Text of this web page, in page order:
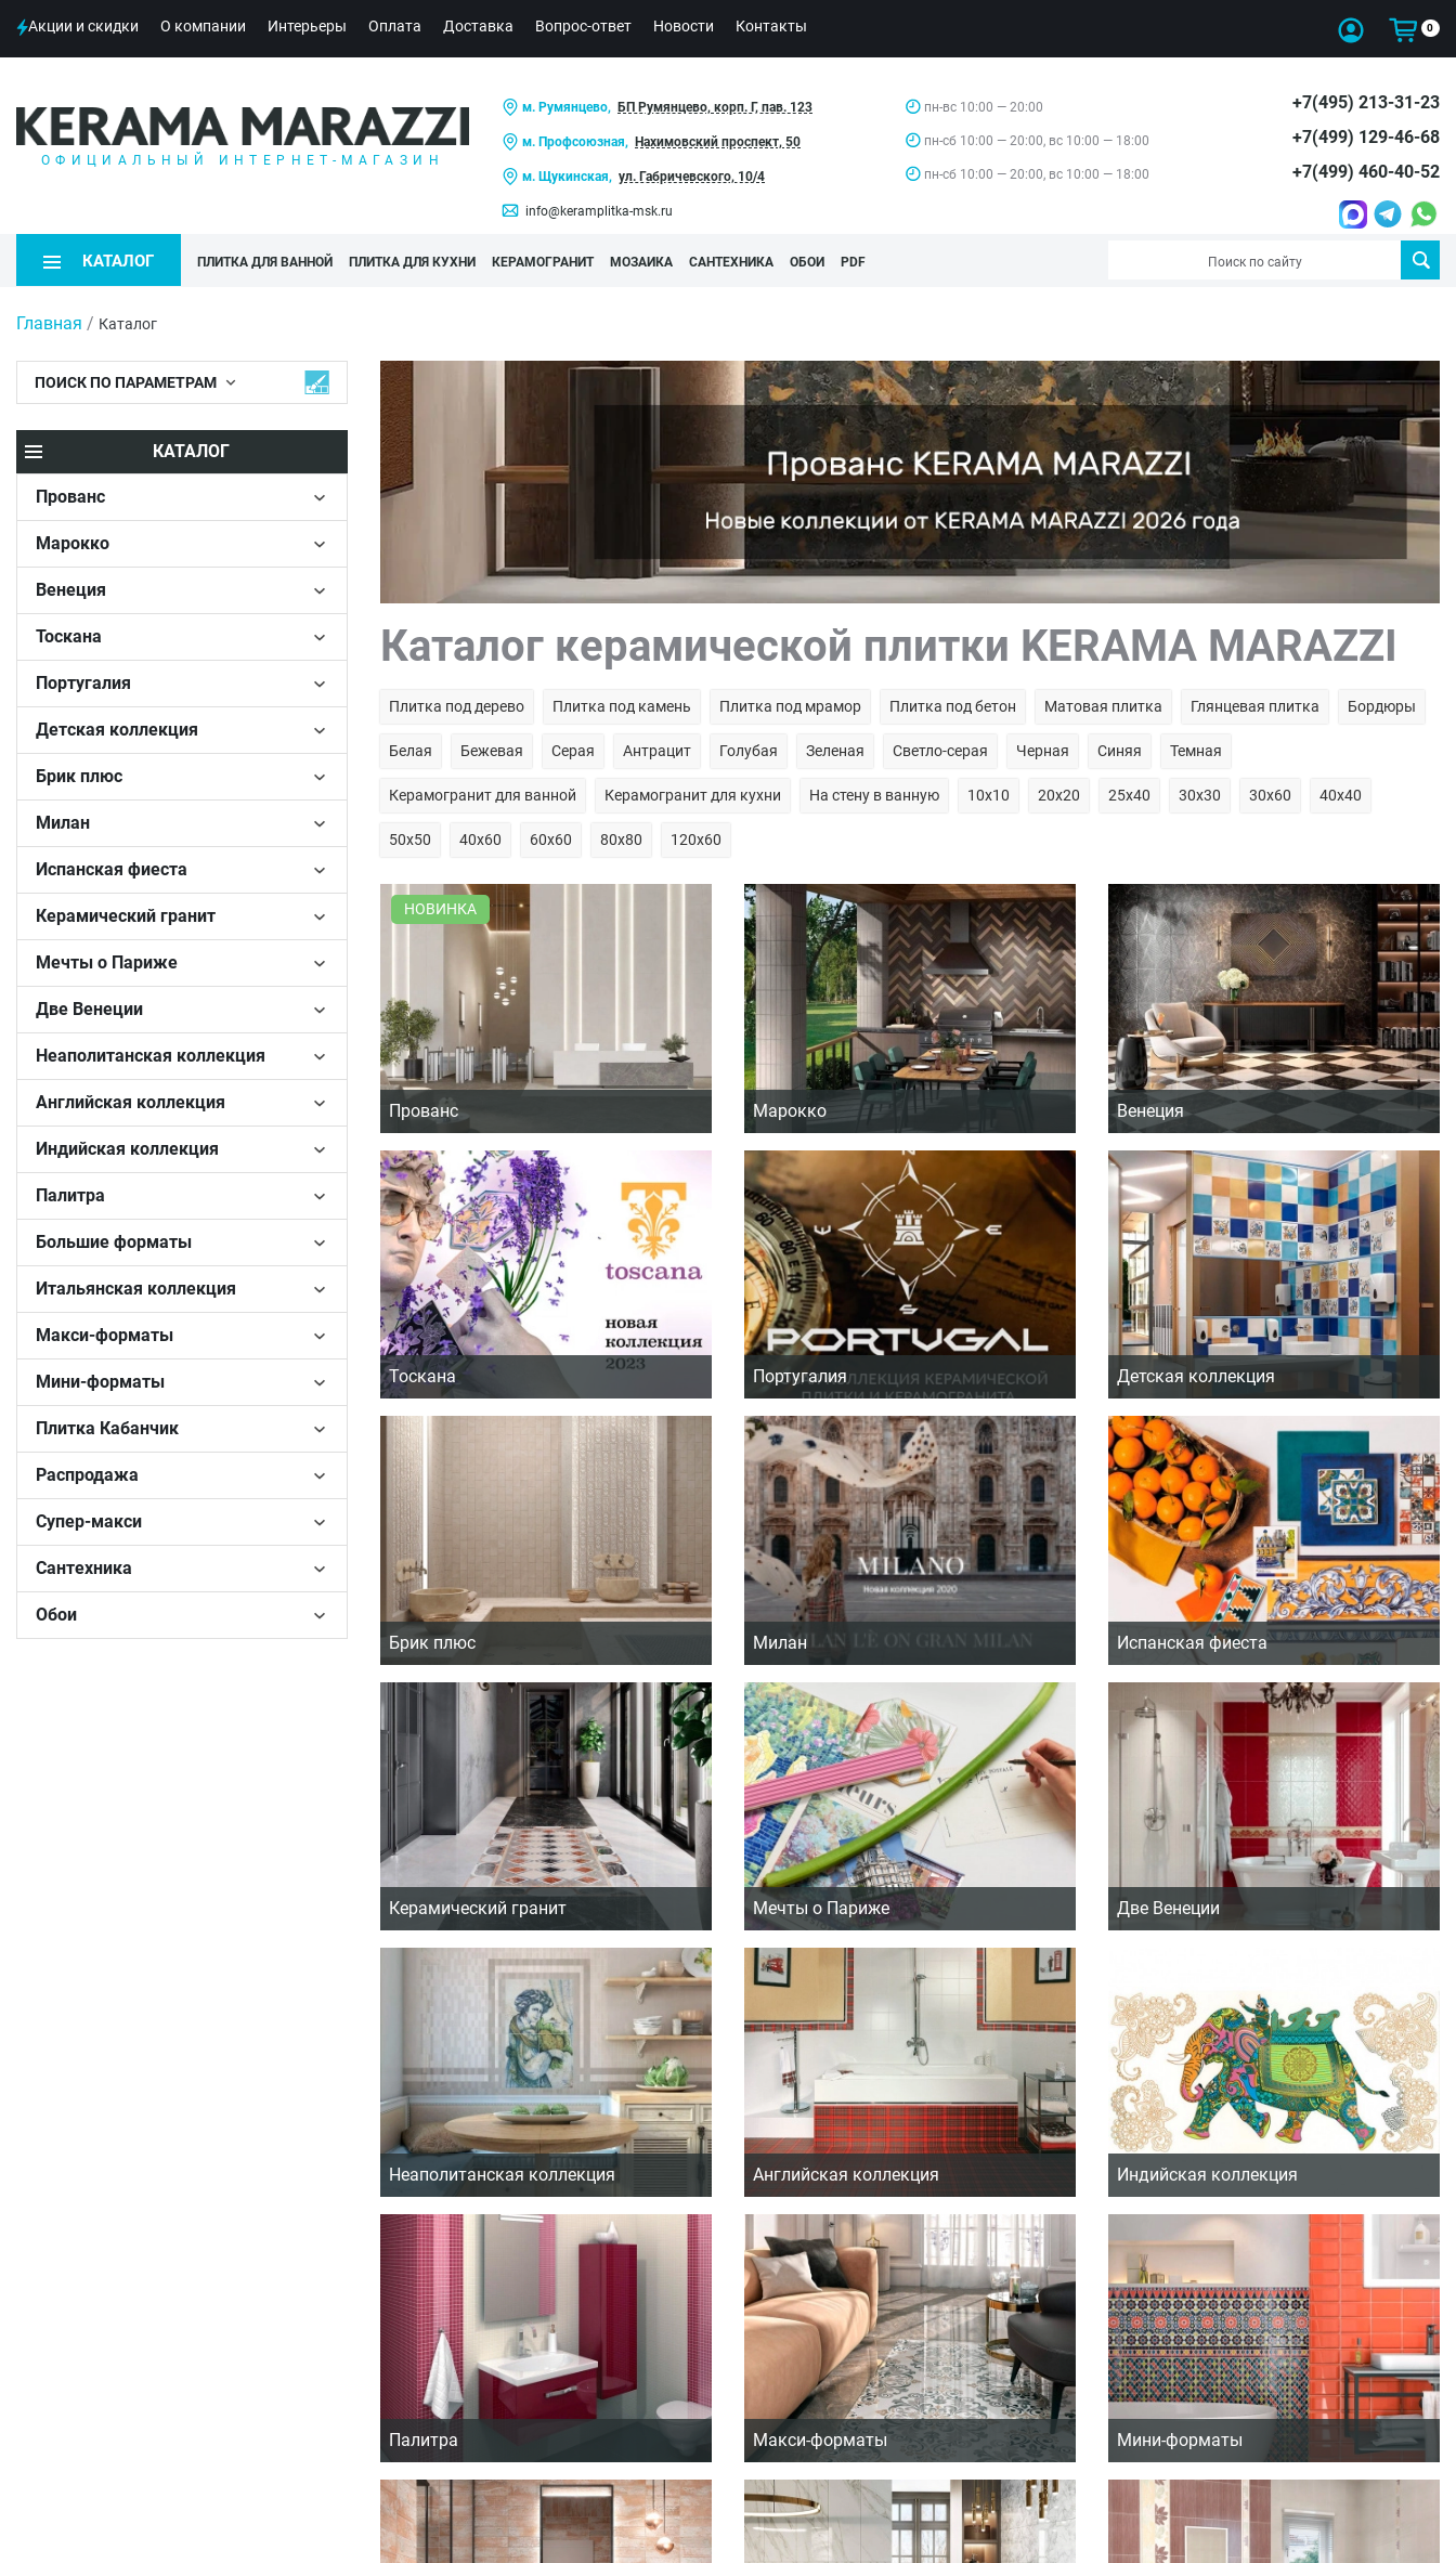
Акции и скидки О компании Интерьеры Оплата Доставка Вопрос-ответ Новости Контакты 0
ОФИЦИАЛЬНЫЙ ИНТЕРНЕТ-МАГАЗИН
м. Румянцево, БП Румянцево, корп. Г, пав. 123
м. Профсоюзная, Нахимовский проспект, 50
м. Щукинская, ул. Габричевского, 10/4
info@keramplitka-msk.ru
пн-вс 10:00 — 20:00
пн-сб 10:00 — 20:00, вс 10:00 — 18:00
пн-сб 10:00 — 20:00, вс 10:00 — 18:00
+7(495) 213-31-23
+7(499) 129-46-68
+7(499) 460-40-52
КАТАЛОГ ПЛИТКА ДЛЯ ВАННОЙ ПЛИТКА ДЛЯ КУХНИ КЕРАМОГРАНИТ МОЗАИКА САНТЕХНИКА ОБОИ PDF
Главная / Каталог
ПОИСК ПО ПАРАМЕТРАМ
КАТАЛОГ
Прованс
Марокко
Венеция
Тоскана
Португалия
Детская коллекция
Брик плюс
Милан
Испанская фиеста
Керамический гранит
Мечты о Париже
Две Венеции
Неаполитанская коллекция
Английская коллекция
Индийская коллекция
Палитра
Большие форматы
Итальянская коллекция
Макси-форматы
Мини-форматы
Плитка Кабанчик
Распродажа
Супер-макси
Сантехника
Обои
Каталог керамической плитки KERAMA MARAZZI
Плитка под дерево Плитка под камень Плитка под мрамор Плитка под бетон Матовая плитка Глянцевая плитка Бордюры
Белая Бежевая Серая Антрацит Голубая Зеленая Светло-серая Черная Синяя Темная
Керамогранит для ванной Керамогранит для кухни На стену в ванную 10х10 20х20 25х40 30х30 30х60 40х40
50х50 40х60 60х60 80х80 120х60
НОВИНКА
Прованс Марокко Венеция
Тоскана Португалия Детская коллекция
Брик плюс Милан Испанская фиеста
Керамический гранит Мечты о Париже Две Венеции
Неаполитанская коллекция Английская коллекция Индийская коллекция
Палитра Макси-форматы Мини-форматы